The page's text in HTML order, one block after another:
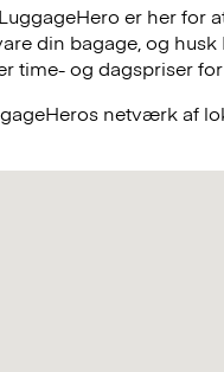
er her for
din bagage, og
time- og dagspriser
netværk af